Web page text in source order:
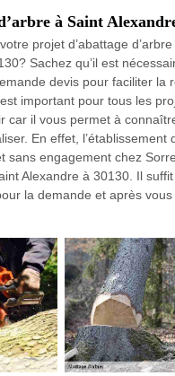
à Saint
projet d’abattage
Sachez qu’il est
devis pour faciliter la
important pour tous les
car il vous permet à
En effet, l’établissement
sans engagement chez
Alexandre à 30130. Il
la demande et après